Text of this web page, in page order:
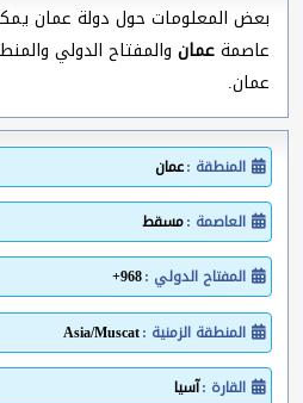
بعض المعلومات حول دولة عمان
عاصمةعمان والمفتاح الدولي
عمان.
المنطقة :عمان
العاصمة :مسقط
المفتاح الدولي :968+
المنطقة الزمنية :Asia/Muscat
القارة :آسيا